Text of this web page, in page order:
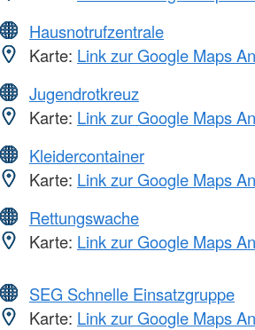
Hausnotrufzentrale
Karte: Link zur Google Maps
Jugendrotkreuz
Karte: Link zur Google Maps
Kleidercontainer
Karte: Link zur Google Maps
Rettungswache
Karte: Link zur Google Maps
SEG Schnelle Einsatzgruppe
Karte: Link zur Google Maps